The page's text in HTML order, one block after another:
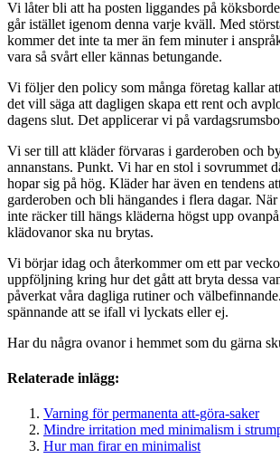
Vi låter bli att ha posten liggandes på
går istället igenom denna varje kväll. Med
kommer det inte ta mer än fem minuter i
vara så svårt eller kännas betungande.
Vi följer den policy som många företag kallar
det vill säga att dagligen skapa ett rent och
dagens slut. Det applicerar vi på
Vi ser till att kläder förvaras i garderoben och
annanstans. Punkt. Vi har en stol i sovrummet
hopar sig på hög. Kläder har även en tendens
garderoben och bli hängandes i flera dagar.
inte räcker till hängs kläderna högst upp
klädovanor ska nu brytas.
Vi börjar idag och återkommer om ett par
uppföljning kring hur det gått att bryta dessa
påverkat våra dagliga rutiner och
spännande att se ifall vi lyckats eller ej.
Har du några ovanor i hemmet som du gärna
Relaterade inlägg:
Varning för permanenta att-göra-saker
Mindre irritation med minimalism i
Hur man firar en minimalist